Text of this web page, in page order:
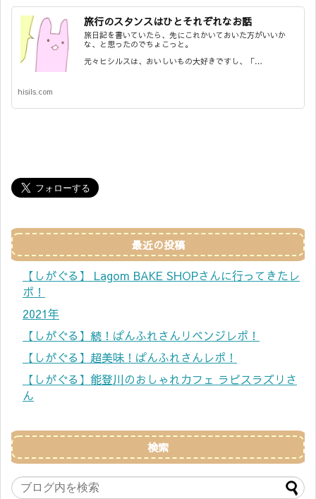
旅行のスタンスはひとそれぞれなお話
旅日記を書いていたら、先にこれかいておいた方がいいか
な、と思ったのでちょこっと。
元々ヒシルスは、おいしいもの大好きですし、「…
hisils.com
最近の投稿
【しがぐる】 Lagom BAKE SHOPさんに行ってきたレ
ポ！
2021年
【しがぐる】続！ぱんふれさんリベンジレポ！
【しがぐる】超美味！ぱんふれさんレポ！
【しがぐる】能登川のおしゃれカフェ ラピスラズリさ
ん
検索